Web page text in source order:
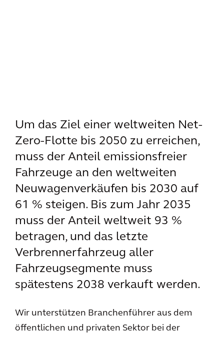
Um das Ziel einer weltweiten Net-
Zero-Flotte bis 2050 zu erreichen,
muss der Anteil emissionsfreier
Fahrzeuge an den weltweiten
Neuwagenverkäufen bis 2030 auf
61 % steigen. Bis zum Jahr 2035
muss der Anteil weltweit 93 %
betragen, und das letzte
Verbrennerfahrzeug aller
Fahrzeugsegmente muss
spätestens 2038 verkauft werden.
Wir unterstützen Branchenführer aus dem
öffentlichen und privaten Sektor bei der